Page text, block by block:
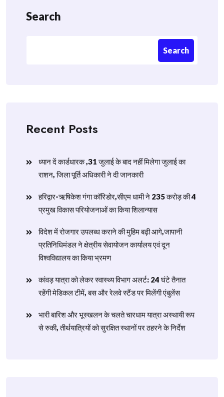
Search
Search
Recent Posts
ध्यान दें कार्डधारक ,31 जुलाई के बाद नहीं मिलेगा जुलाई का
राशन, जिला पूर्ति अधिकारी ने दी जानकारी
हरिद्वार-ऋषिकेश गंगा कॉरिडोर,सीएम धामी ने 235 करोड़ की 4
प्रमुख विकास परियोजनाओं का किया शिलान्यास
विदेश में रोजगार उपलब्ध कराने की मुहिम बढ़ी आगे,जापानी
प्रतिनिधिमंडल ने क्षेत्रीय सेवायोजन कार्यालय एवं दून
विश्वविद्यालय का किया भ्रमण
​कांवड़ यात्रा को लेकर स्वास्थ्य विभाग अलर्ट: 24 घंटे तैनात
रहेंगी मेडिकल टीमें, बस और रेलवे स्टैंड पर मिलेंगी एंबुलेंस
​भारी बारिश और भूस्खलन के चलते चारधाम यात्रा अस्थायी रूप
से रुकी, तीर्थयात्रियों को सुरक्षित स्थानों पर ठहरने के निर्देश